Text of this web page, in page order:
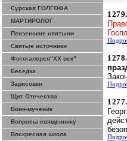
Сурская ГОЛГОФА
МАРТИРОЛОГ
Пензенские святыни
Святые источники
Фотогалерея"ХХ век"
Беседка
Зарисовки
Щит Отечества
Воин-мученик
Вопросы священнику
Воскресная школа